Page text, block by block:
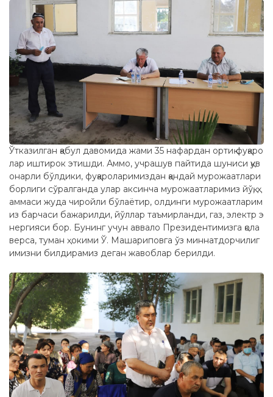
Ўтказилган қабул давомида жами 35 нафардан ортиқ фуқаро
лар иштирок этишди. Аммо, учрашув пайтида шуниси қув
онарли бўлдики, фуқароларимиздан қандай мурожаатлари
борлиги сўралганда улар аксинча мурожаатларимиз йўқ, ҳ
аммаси жуда чиройли бўлаётир, олдинги мурожаатларим
из барчаси бажарилди, йўллар таъмирланди, газ, электр э
нергияси бор. Бунинг учун аввало Президентимизга қола
верса, туман ҳокими Ў. Машариповга ўз миннатдорчилиг
имизни билдирамиз деган жавоблар берилди.